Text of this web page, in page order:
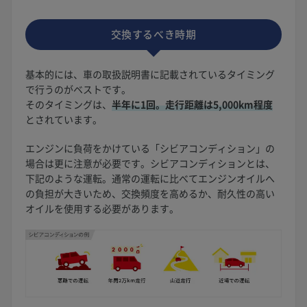
交換するべき時期
基本的には、車の取扱説明書に記載されているタイミング
で行うのがベストです。
そのタイミングは、 半年に1回。走行距離は5,000km程度
とされています。
エンジンに負荷をかけている「シビアコンディション」の
場合は更に注意が必要です。シビアコンディションとは、
下記のような運転。通常の運転に比べてエンジンオイルへ
の負担が大きいため、交換頻度を高めるか、耐久性の高い
オイルを使用する必要があります。